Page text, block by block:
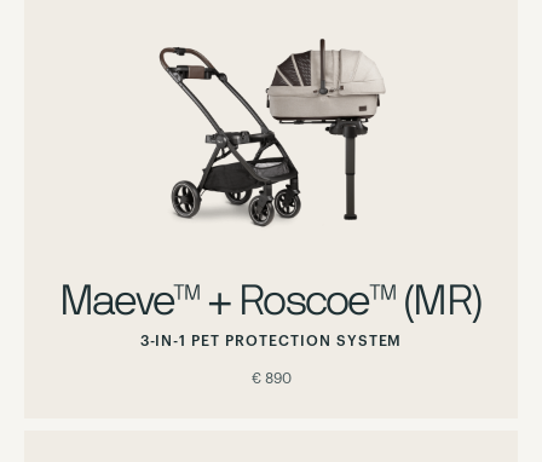
Maeve™ + Roscoe™ (MR)
3-IN-1 PET PROTECTION SYSTEM
€ 890